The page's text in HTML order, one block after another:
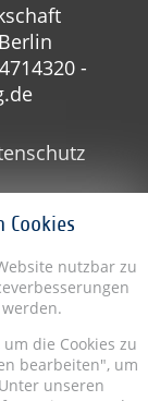
nutzbar zu
die Cookies zu
bearbeiten", um
unseren
-